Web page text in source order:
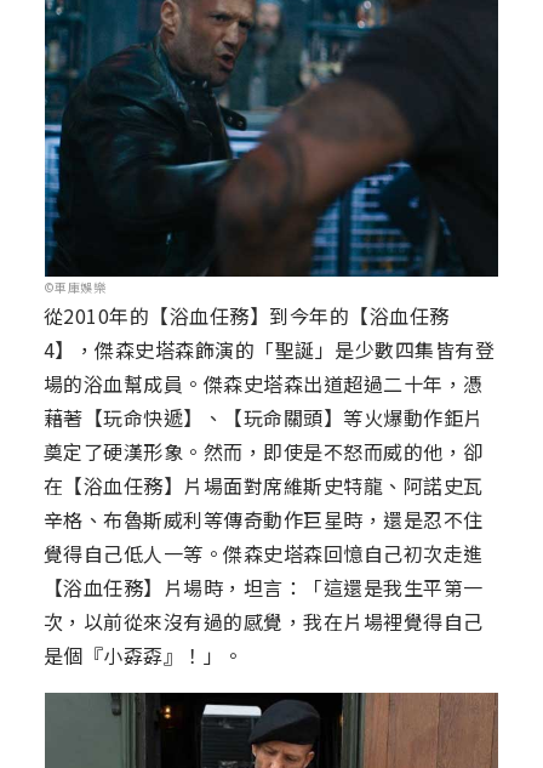
©車庫娛樂
從2010年的【浴血任務】到今年的【浴血任務
4】，傑森史塔森飾演的「聖誕」是少數四集皆有登
場的浴血幫成員。傑森史塔森出道超過二十年，憑
藉著【玩命快遞】、【玩命關頭】等火爆動作鉅片
奠定了硬漢形象。然而，即使是不怒而威的他，卻
在【浴血任務】片場面對席維斯史特龍、阿諾史瓦
辛格、布魯斯威利等傳奇動作巨星時，還是忍不住
覺得自己低人一等。傑森史塔森回憶自己初次走進
【浴血任務】片場時，坦言：「這還是我生平第一
次，以前從來沒有過的感覺，我在片場裡覺得自己
是個『小孬孬』！」。